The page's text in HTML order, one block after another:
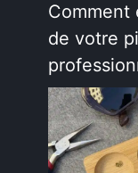
Comment
de votre